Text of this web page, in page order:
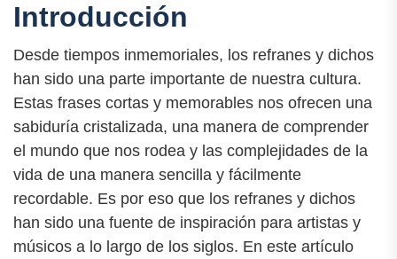
Introducción
Desde tiempos inmemoriales, los refranes y dichos
han sido una parte importante de nuestra cultura.
Estas frases cortas y memorables nos ofrecen una
sabiduría cristalizada, una manera de comprender
el mundo que nos rodea y las complejidades de la
vida de una manera sencilla y fácilmente
recordable. Es por eso que los refranes y dichos
han sido una fuente de inspiración para artistas y
músicos a lo largo de los siglos. En este artículo